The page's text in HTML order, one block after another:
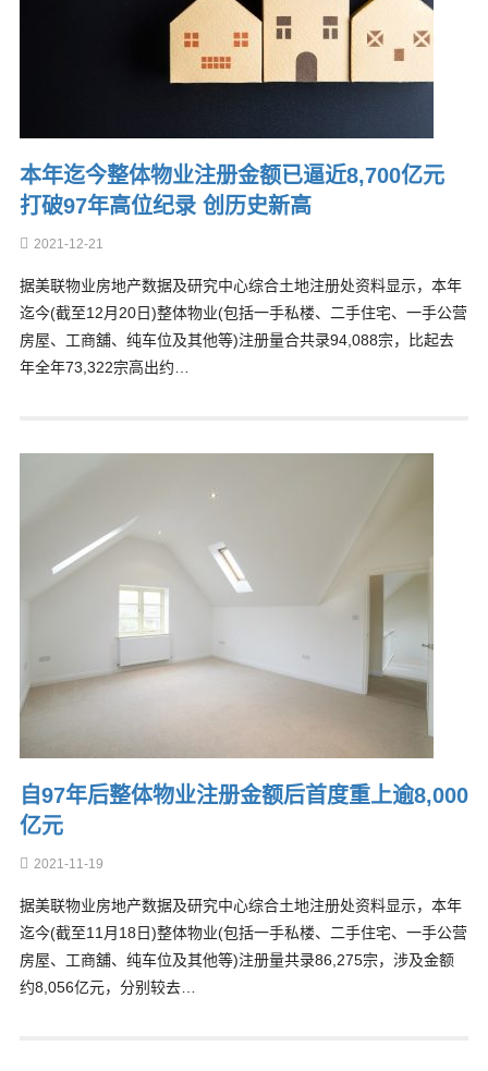
本年迄今整体物业注册金额已逼近8,700亿元
打破97年高位纪录 创历史新高
2021-12-21
据美联物业房地产数据及研究中心综合土地注册处资料显示，本年
迄今(截至12月20日)整体物业(包括一手私楼、二手住宅、一手公营
房屋、工商舖、纯车位及其他等)注册量合共录94,088宗，比起去
年全年73,322宗高出约…
自97年后整体物业注册金额后首度重上逾8,000
亿元
2021-11-19
据美联物业房地产数据及研究中心综合土地注册处资料显示，本年
迄今(截至11月18日)整体物业(包括一手私楼、二手住宅、一手公营
房屋、工商舖、纯车位及其他等)注册量共录86,275宗，涉及金额
约8,056亿元，分别较去…